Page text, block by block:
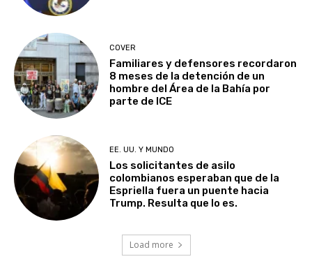
COVER
Familiares y defensores recordaron
8 meses de la detención de un
hombre del Área de la Bahía por
parte de ICE
EE. UU. Y MUNDO
Los solicitantes de asilo
colombianos esperaban que de la
Espriella fuera un puente hacia
Trump. Resulta que lo es.
Load more